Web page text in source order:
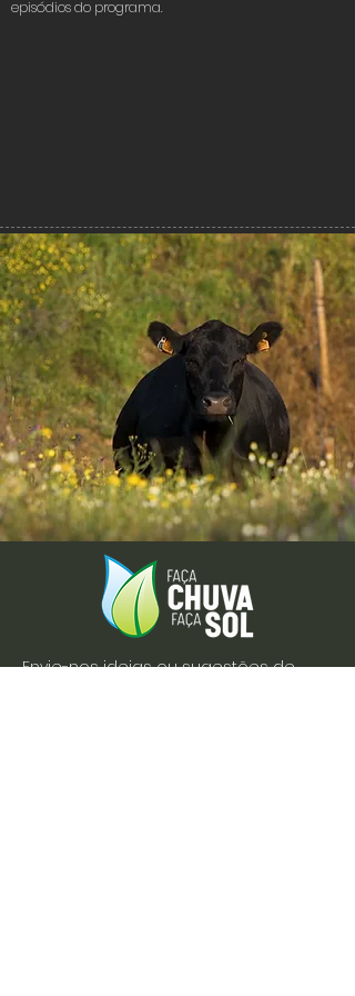
episódios do programa.
Envie-nos ideias ou sugestões de